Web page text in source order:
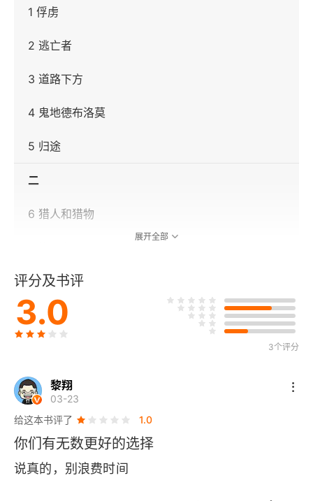
1 俘虏
2 逃亡者
3 道路下方
4 鬼地德布洛莫
5 归途
二
6 猎人和猎物
8 道路上方
9 窟窿
11 “没有什么希望”之歌
三
12 血与粪
展开全部
评分及书评
3.0
3个评分
黎翔
03-23
给这本书评了
1.0
你们有无数更好的选择
说真的，别浪费时间